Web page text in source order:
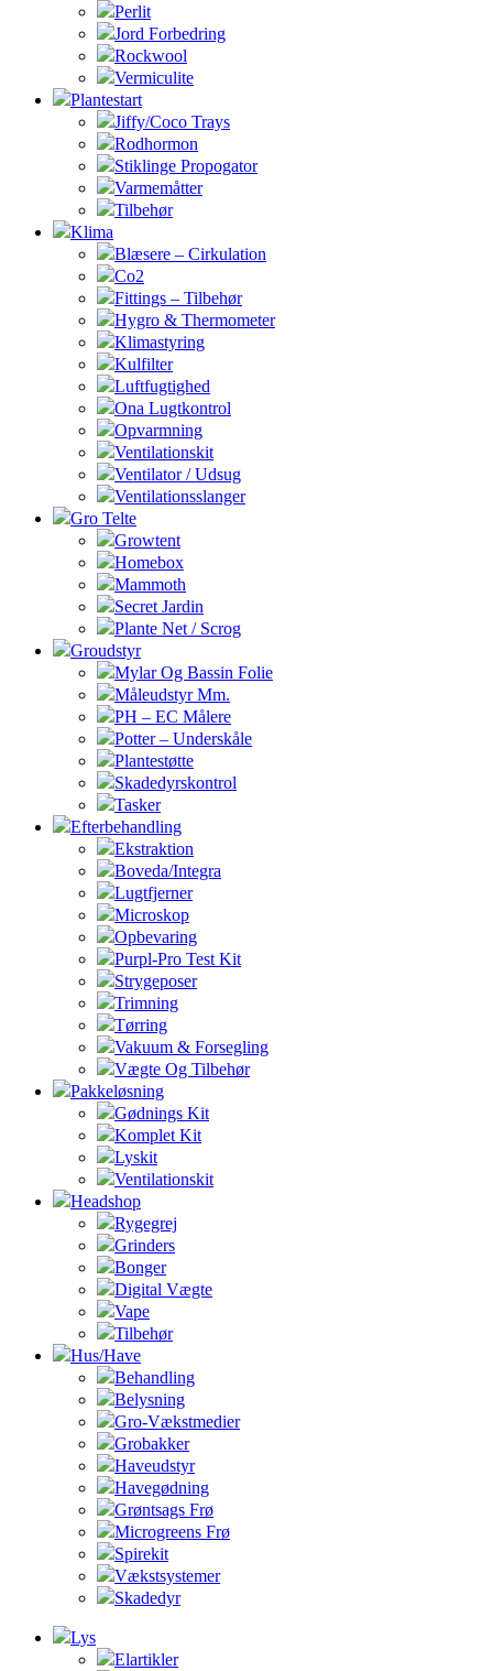
Perlit
Jord Forbedring
Rockwool
Vermiculite
Plantestart
Jiffy/Coco Trays
Rodhormon
Stiklinge Propogator
Varmemåtter
Tilbehør
Klima
Blæsere – Cirkulation
Co2
Fittings – Tilbehør
Hygro & Thermometer
Klimastyring
Kulfilter
Luftfugtighed
Ona Lugtkontrol
Opvarmning
Ventilationskit
Ventilator / Udsug
Ventilationsslanger
Gro Telte
Growtent
Homebox
Mammoth
Secret Jardin
Plante Net / Scrog
Groudstyr
Mylar Og Bassin Folie
Måleudstyr Mm.
PH – EC Målere
Potter – Underskåle
Plantestøtte
Skadedyrskontrol
Tasker
Efterbehandling
Ekstraktion
Boveda/Integra
Lugtfjerner
Microskop
Opbevaring
Purpl-Pro Test Kit
Strygeposer
Trimning
Tørring
Vakuum & Forsegling
Vægte Og Tilbehør
Pakkeløsning
Gødnings Kit
Komplet Kit
Lyskit
Ventilationskit
Headshop
Rygegrej
Grinders
Bonger
Digital Vægte
Vape
Tilbehør
Hus/Have
Behandling
Belysning
Gro-Vækstmedier
Grobakker
Haveudstyr
Havegødning
Grøntsags Frø
Microgreens Frø
Spirekit
Vækstsystemer
Skadedyr
Lys
Elartikler